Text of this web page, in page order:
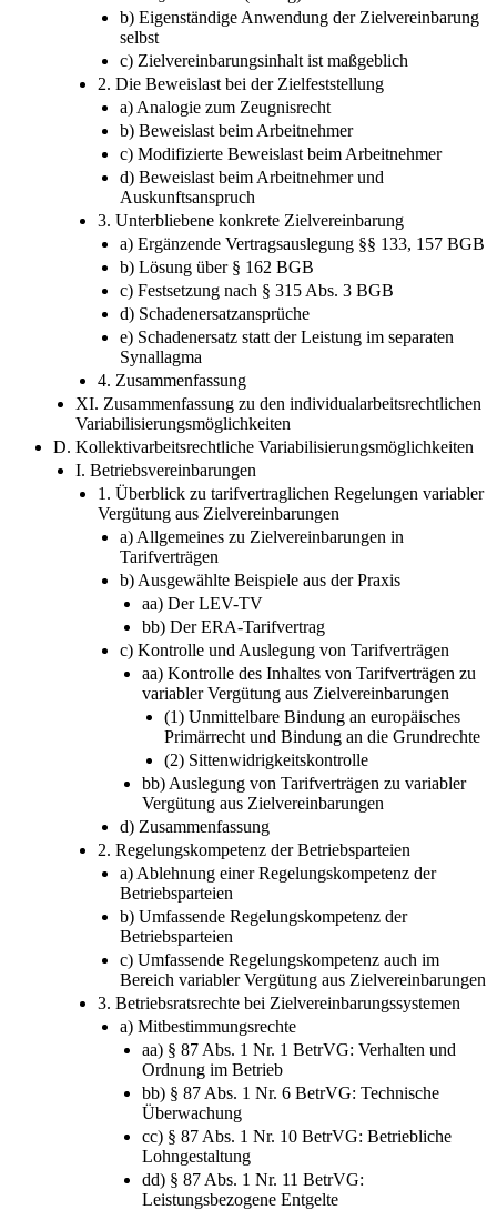
b) Eigenständige Anwendung der Zielvereinbarung
selbst
c) Zielvereinbarungsinhalt ist maßgeblich
2. Die Beweislast bei der Zielfeststellung
a) Analogie zum Zeugnisrecht
b) Beweislast beim Arbeitnehmer
c) Modifizierte Beweislast beim Arbeitnehmer
d) Beweislast beim Arbeitnehmer und
Auskunftsanspruch
3. Unterbliebene konkrete Zielvereinbarung
a) Ergänzende Vertragsauslegung §§ 133, 157 BGB
b) Lösung über § 162 BGB
c) Festsetzung nach § 315 Abs. 3 BGB
d) Schadenersatzansprüche
e) Schadenersatz statt der Leistung im separaten
Synallagma
4. Zusammenfassung
XI. Zusammenfassung zu den individualarbeitsrechtlichen
Variabilisierungsmöglichkeiten
D. Kollektivarbeitsrechtliche Variabilisierungsmöglichkeiten
I. Betriebsvereinbarungen
1. Überblick zu tarifvertraglichen Regelungen variabler
Vergütung aus Zielvereinbarungen
a) Allgemeines zu Zielvereinbarungen in
Tarifverträgen
b) Ausgewählte Beispiele aus der Praxis
aa) Der LEV-TV
bb) Der ERA-Tarifvertrag
c) Kontrolle und Auslegung von Tarifverträgen
aa) Kontrolle des Inhaltes von Tarifverträgen zu
variabler Vergütung aus Zielvereinbarungen
(1) Unmittelbare Bindung an europäisches
Primärrecht und Bindung an die Grundrechte
(2) Sittenwidrigkeitskontrolle
bb) Auslegung von Tarifverträgen zu variabler
Vergütung aus Zielvereinbarungen
d) Zusammenfassung
2. Regelungskompetenz der Betriebsparteien
a) Ablehnung einer Regelungskompetenz der
Betriebsparteien
b) Umfassende Regelungskompetenz der
Betriebsparteien
c) Umfassende Regelungskompetenz auch im
Bereich variabler Vergütung aus Zielvereinbarungen
3. Betriebsratsrechte bei Zielvereinbarungssystemen
a) Mitbestimmungsrechte
aa) § 87 Abs. 1 Nr. 1 BetrVG: Verhalten und
Ordnung im Betrieb
bb) § 87 Abs. 1 Nr. 6 BetrVG: Technische
Überwachung
cc) § 87 Abs. 1 Nr. 10 BetrVG: Betriebliche
Lohngestaltung
dd) § 87 Abs. 1 Nr. 11 BetrVG:
Leistungsbezogene Entgelte